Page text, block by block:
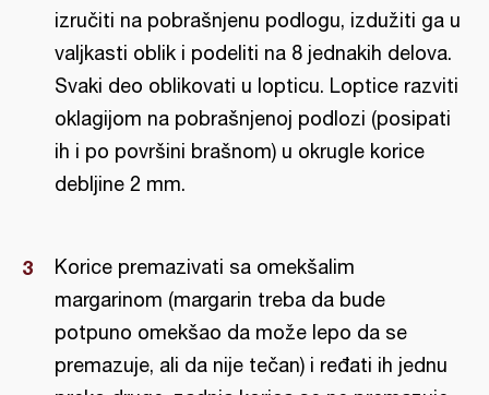
izručiti na pobrašnjenu podlogu, izdužiti ga u
valjkasti oblik i podeliti na 8 jednakih delova.
Svaki deo oblikovati u lopticu. Loptice razviti
oklagijom na pobrašnjenoj podlozi (posipati
ih i po površini brašnom) u okrugle korice
debljine 2 mm.
Korice premazivati sa omekšalim
margarinom (margarin treba da bude
potpuno omekšao da može lepo da se
premazuje, ali da nije tečan) i ređati ih jednu